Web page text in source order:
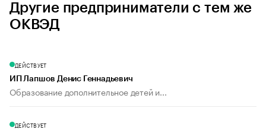
Другие предприниматели с тем же
ОКВЭД
ДЕЙСТВУЕТ
ИП Лапшов Денис Геннадьевич
Образование дополнительное детей и...
ДЕЙСТВУЕТ